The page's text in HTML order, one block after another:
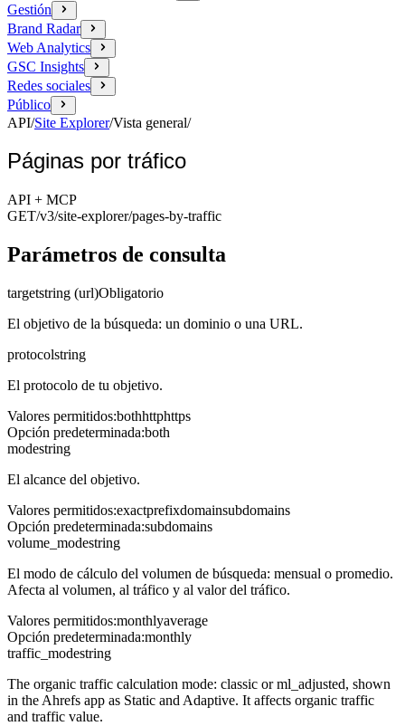
Gestión
Brand Radar
Web Analytics
GSC Insights
Redes sociales
Público
API/Site Explorer/Vista general/
Páginas por tráfico
API + MCP
GET/v3/site-explorer/pages-by-traffic
Parámetros de consulta
targetstring (url)Obligatorio
El objetivo de la búsqueda: un dominio o una URL.
protocolstring
El protocolo de tu objetivo.
Valores permitidos:bothhttphttps
Opción predeterminada:both
modestring
El alcance del objetivo.
Valores permitidos:exactprefixdomainsubdomains
Opción predeterminada:subdomains
volume_modestring
El modo de cálculo del volumen de búsqueda: mensual o promedio.
Afecta al volumen, al tráfico y al valor del tráfico.
Valores permitidos:monthlyaverage
Opción predeterminada:monthly
traffic_modestring
The organic traffic calculation mode: classic or ml_adjusted, shown
in the Ahrefs app as Static and Adaptive. It affects organic traffic
and traffic value.